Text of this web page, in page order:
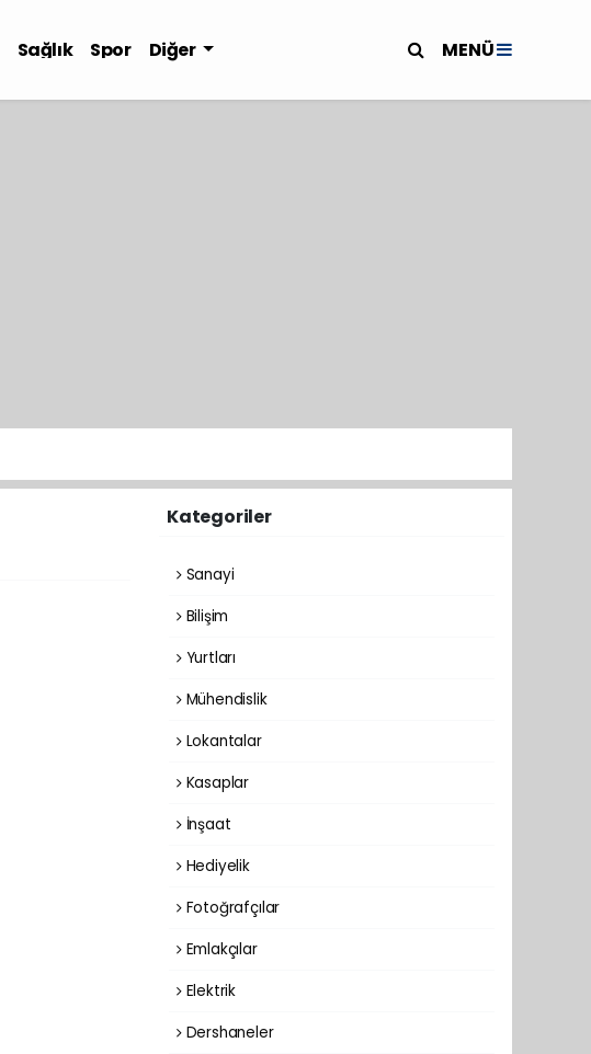
Sağlık Spor Diğer MENÜ
Kategoriler
Sanayi
Bilişim
Yurtları
Mühendislik
Lokantalar
Kasaplar
İnşaat
Hediyelik
Fotoğrafçılar
Emlakçılar
Elektrik
Dershaneler